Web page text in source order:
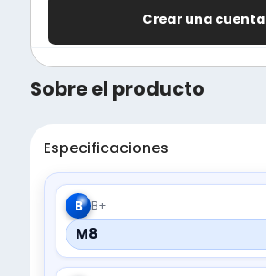
Crear una cuenta
Sobre el producto
Especificaciones
B B+
M8